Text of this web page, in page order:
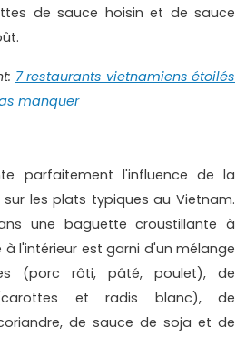
de sauce hoisin et de sauce
7 restaurants vietnamiens étoilés
manquer
parfaitement l'influence de la
les plats typiques au Vietnam.
une baguette croustillante à
à l'intérieur est garni d'un mélange
(porc rôti, pâté, poulet), de
et radis blanc), de
de sauce de soja et de